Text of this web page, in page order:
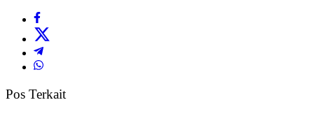
Pos Terkait